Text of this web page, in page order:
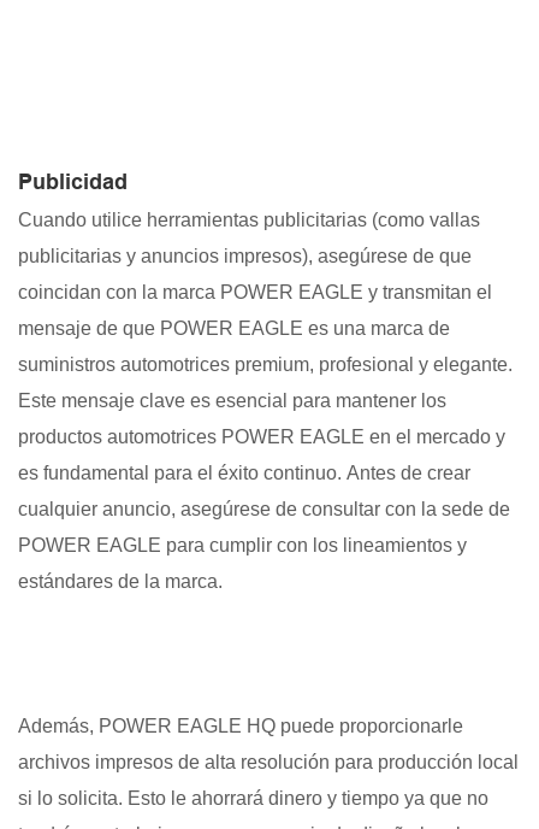
Publicidad
Cuando utilice herramientas publicitarias (como vallas
publicitarias y anuncios impresos), asegúrese de que
coincidan con la marca POWER EAGLE y transmitan el
mensaje de que POWER EAGLE es una marca de
suministros automotrices premium, profesional y elegante.
Este mensaje clave es esencial para mantener los
productos automotrices POWER EAGLE en el mercado y
es fundamental para el éxito continuo. Antes de crear
cualquier anuncio, asegúrese de consultar con la sede de
POWER EAGLE para cumplir con los lineamientos y
estándares de la marca.
Además, POWER EAGLE HQ puede proporcionarle
archivos impresos de alta resolución para producción local
si lo solicita. Esto le ahorrará dinero y tiempo ya que no